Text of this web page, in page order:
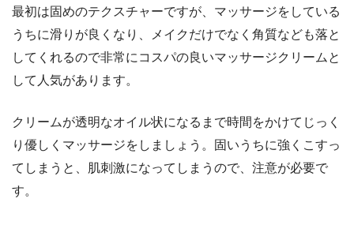
最初は固めのテクスチャーですが、マッサージをしている
うちに滑りが良くなり、メイクだけでなく角質なども落と
してくれるので非常にコスパの良いマッサージクリームと
して人気があります。
クリームが透明なオイル状になるまで時間をかけてじっく
り優しくマッサージをしましょう。固いうちに強くこすっ
てしまうと、肌刺激になってしまうので、注意が必要で
す。